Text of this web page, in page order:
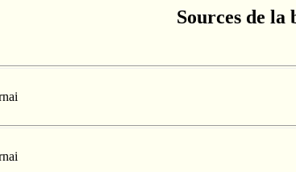
Sources de la